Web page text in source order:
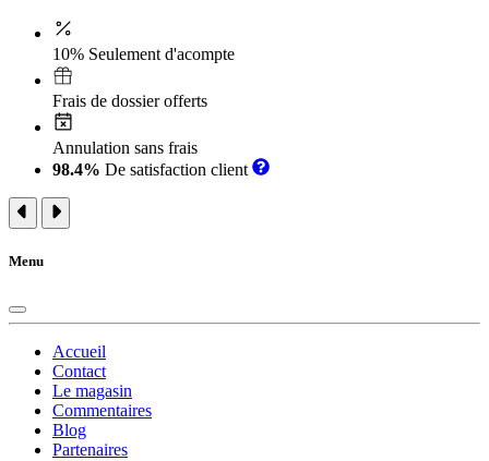
10% Seulement d'acompte
Frais de dossier offerts
Annulation sans frais
98.4% De satisfaction client
Menu
Accueil
Contact
Le magasin
Commentaires
Blog
Partenaires